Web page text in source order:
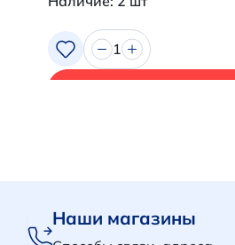
1
Наши магазины